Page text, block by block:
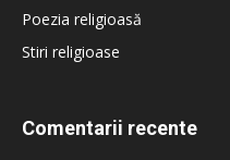
Poezia religioasă
Stiri religioase
Comentarii recente